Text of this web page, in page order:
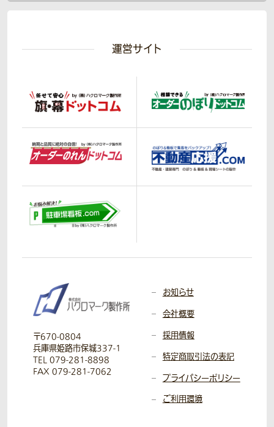
運営サイト
〒670-0804
兵庫県姫路市保城337-1
TEL 079-281-8898
FAX 079-281-7062
お知らせ
会社概要
採用情報
特定商取引法の表記
プライバシーポリシー
ご利用環境